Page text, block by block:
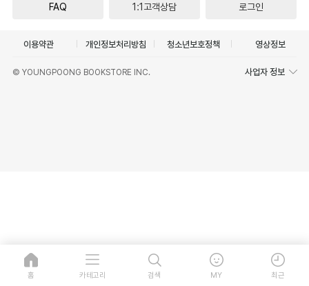
FAQ 1:1고객상담 로그인
이용약관 개인정보처리방침 청소년보호정책 영상정보
© YOUNGPOONG BOOKSTORE INC. 사업자 정보
홈 카테고리 검색 MY 최근